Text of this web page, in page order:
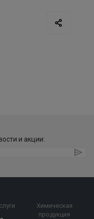
и акции:
Химическая
продукция